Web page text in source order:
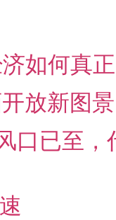
如何真
放新图景
口已至，